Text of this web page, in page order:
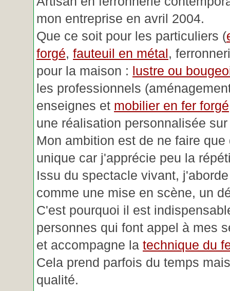
mon entreprise en avril 2004.
Que ce soit pour les particuliers (
forgé, fauteuil en métal,
pour la maison : lustre ou
les professionnels
enseignes et mobilier en fer forgé
une réalisation personnalisée
Mon ambition est de ne faire que
unique car j'apprécie peu la
Issu du spectacle vivant,
comme une mise en scène, un
C'est pourquoi il est
personnes qui font appel à mes
et accompagne la technique du
Cela prend parfois du temps
qualité.